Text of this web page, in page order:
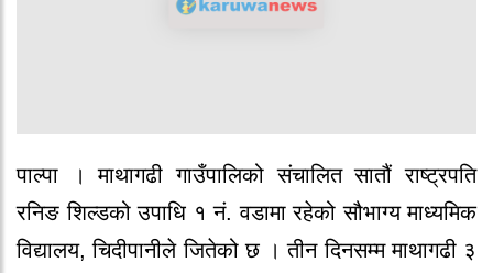
पाल्पा । माथागढी गाउँपालिको संचालित सातौं राष्ट्रपति
रनिङ शिल्डको उपाधि १ नं. वडामा रहेको सौभाग्य माध्यमिक
विद्यालय, चिदीपानीले जितेको छ । तीन दिनसम्म माथागढी ३